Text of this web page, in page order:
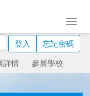
登入
忘記密碼
詳情 參展學校